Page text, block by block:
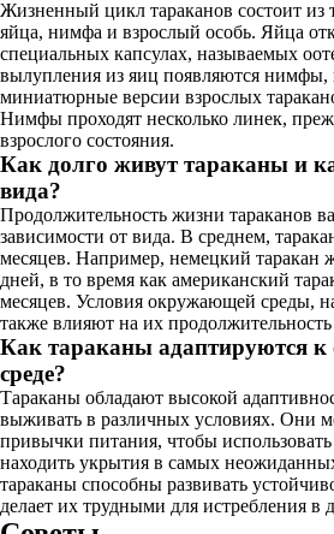
Жизненный цикл тараканов состоит из
яйца, нимфа и взрослый особь. Яйца
специальных капсулах, называемых
вылупления из яиц появляются
миниатюрные версии взрослых
Нимфы проходят несколько линек,
взрослого состояния.
Как долго живут тараканы и
вида?
Продолжительность жизни тараканов
зависимости от вида. В среднем,
месяцев. Например, немецкий таракан
дней, в то время как американский
месяцев. Условия окружающей среды,
также влияют на их
Как тараканы адаптируются
среде?
Тараканы обладают высокой
выживать в различных условиях. Они
привычки питания, чтобы
находить укрытия в самых
тараканы способны развивать
делает их трудными для истребления в